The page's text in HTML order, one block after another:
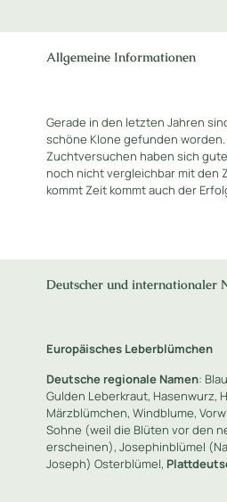
Allgemeine Informationen
Gerade in den letzten Jahren
schöne Klone gefunden
Zuchtversuchen haben sich
noch nicht vergleichbar mit den
kommt Zeit kommt auch der
Deutscher und internationaler
Europäisches Leberblümchen
Deutsche regionale Namen:
Gulden Leberkraut, Hasenwurz,
Märzblümchen, Windblume,
Sohne (weil die Blüten vor den
erscheinen), Josephinblümel
Joseph) Osterblümel,